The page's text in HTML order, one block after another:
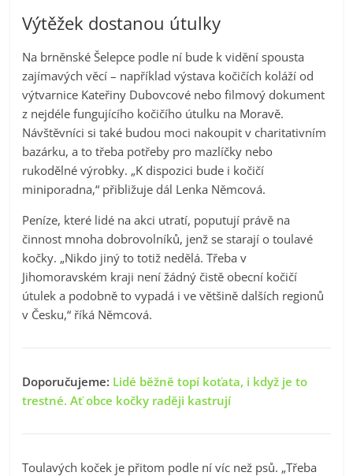
Výtěžek dostanou útulky
Na brněnské Šelepce podle ní bude k vidění spousta
zajímavých věcí – například výstava kočičích koláží od
výtvarnice Kateřiny Dubovcové nebo filmový dokument
z nejdéle fungujícího kočičího útulku na Moravě.
Návštěvníci si také budou moci nakoupit v charitativním
bazárku, a to třeba potřeby pro mazlíčky nebo
rukodělné výrobky. „K dispozici bude i kočičí
miniporadna,“ přibližuje dál Lenka Němcová.
Peníze, které lidé na akci utratí, poputují právě na
činnost mnoha dobrovolníků, jenž se starají o toulavé
kočky. „Nikdo jiný to totiž nedělá. Třeba v
Jihomoravském kraji není žádný čistě obecní kočičí
útulek a podobně to vypadá i ve většině dalších regionů
v Česku,“ říká Němcová.
Doporučujeme: Lidé běžně topí koťata, i když je to
trestné. Ať obce kočky raději kastrují
Toulavých koček je přitom podle ní víc než psů. „Třeba